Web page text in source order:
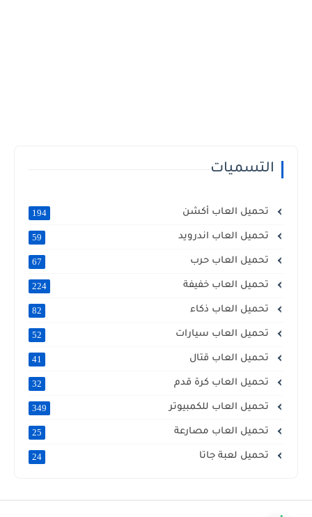
التسميات
تحميل العاب أكشن 194
تحميل العاب اندرويد 59
تحميل العاب حرب 67
تحميل العاب خفيفة 224
تحميل العاب ذكاء 82
تحميل العاب سيارات 52
تحميل العاب قتال 41
تحميل العاب كرة قدم 32
تحميل العاب للكمبيوتر 349
تحميل العاب مصارعة 25
تحميل لعبة جاتا 24